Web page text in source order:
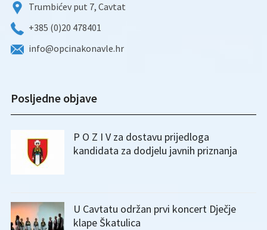
Trumbićev put 7, Cavtat
+385 (0)20 478401
info@opcinakonavle.hr
Posljedne objave
P O Z I V za dostavu prijedloga
kandidata za dodjelu javnih priznanja
U Cavtatu održan prvi koncert Dječje
klape Škatulica